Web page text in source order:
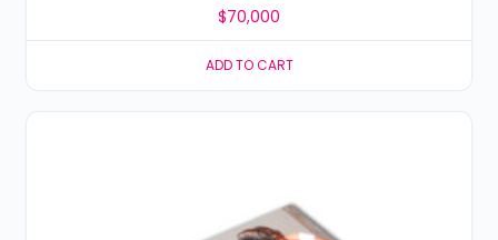
$70,000
ADD TO CART